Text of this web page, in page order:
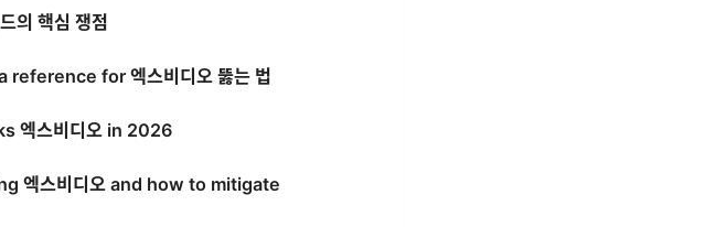
의 핵심 쟁점
for 엑스비디오 뚫는 법
엑스비디오 in 2026
엑스비디오 and how to mitigate